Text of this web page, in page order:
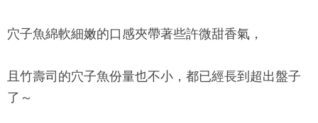
穴子魚綿軟細嫩的口感夾帶著些許微甜香氣，
且竹壽司的穴子魚份量也不小，都已經長到超出盤子
了～